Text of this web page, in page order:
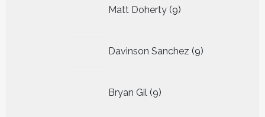
Matt Doherty 9
producten
Davinson Sanchez 9
producten
Bryan Gil 9
producten